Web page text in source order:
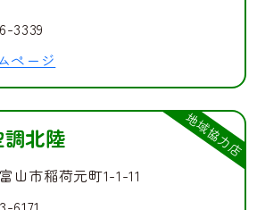
3339
ページ
地域協力店
調北陸
山市稲荷元町1-1-11